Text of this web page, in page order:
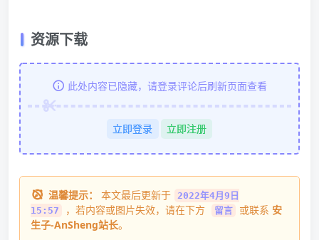
资源下载
此处内容已隐藏，请登录评论后刷新页面查看
立即登录 立即注册
温馨提示： 本文最后更新于
2022年4月9日
15:57
，若内容或图片失效，请在下方 留言 或联系 安
生子-AnSheng站长。